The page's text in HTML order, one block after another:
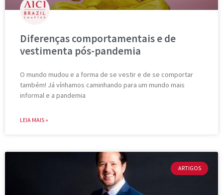
Diferenças comportamentais e de
vestimenta pós-pandemia
O mundo mudou e a forma de se vestir e de se comportar
também! Já vínhamos caminhando para um mundo mais
informal e a pandemia
LEIA MAIS »
ARTIGOS